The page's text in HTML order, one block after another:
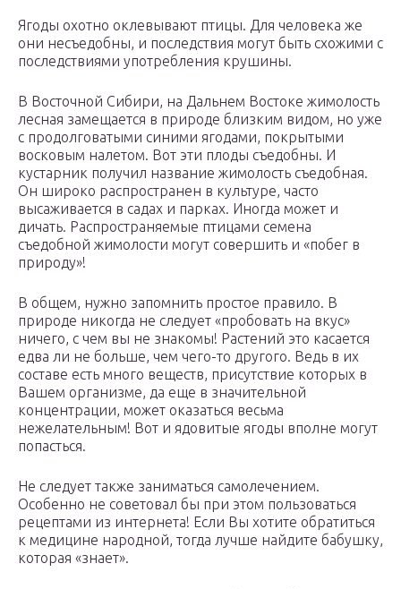
Ягоды охотно оклевывают птицы. Для человека же
они несъедобны, и последствия могут быть схожими с
последствиями употребления крушины.
В Восточной Сибири, на Дальнем Востоке жимолость
лесная замещается в природе близким видом, но уже
с продолговатыми синими ягодами, покрытыми
восковым налетом. Вот эти плоды съедобны. И
кустарник получил название жимолость съедобная.
Он широко распространен в культуре, часто
высаживается в садах и парках. Иногда может и
дичать. Распространяемые птицами семена
съедобной жимолости могут совершить и «побег в
природу»!
В общем, нужно запомнить простое правило. В
природе никогда не следует «пробовать на вкус»
ничего, с чем вы не знакомы! Растений это касается
едва ли не больше, чем чего-то другого. Ведь в их
составе есть много веществ, присутствие которых в
Вашем организме, да еще в значительной
концентрации, может оказаться весьма
нежелательным! Вот и ядовитые ягоды вполне могут
попасться.
Не следует также заниматься самолечением.
Особенно не советовал бы при этом пользоваться
рецептами из интернета! Если Вы хотите обратиться
к медицине народной, тогда лучше найдите бабушку,
которая «знает».